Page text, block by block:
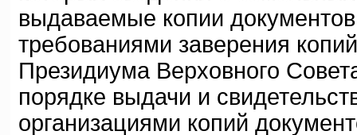
выдаваемые копии
требованиями заверения
Президиума Верховного
порядке выдачи и
организациями копий